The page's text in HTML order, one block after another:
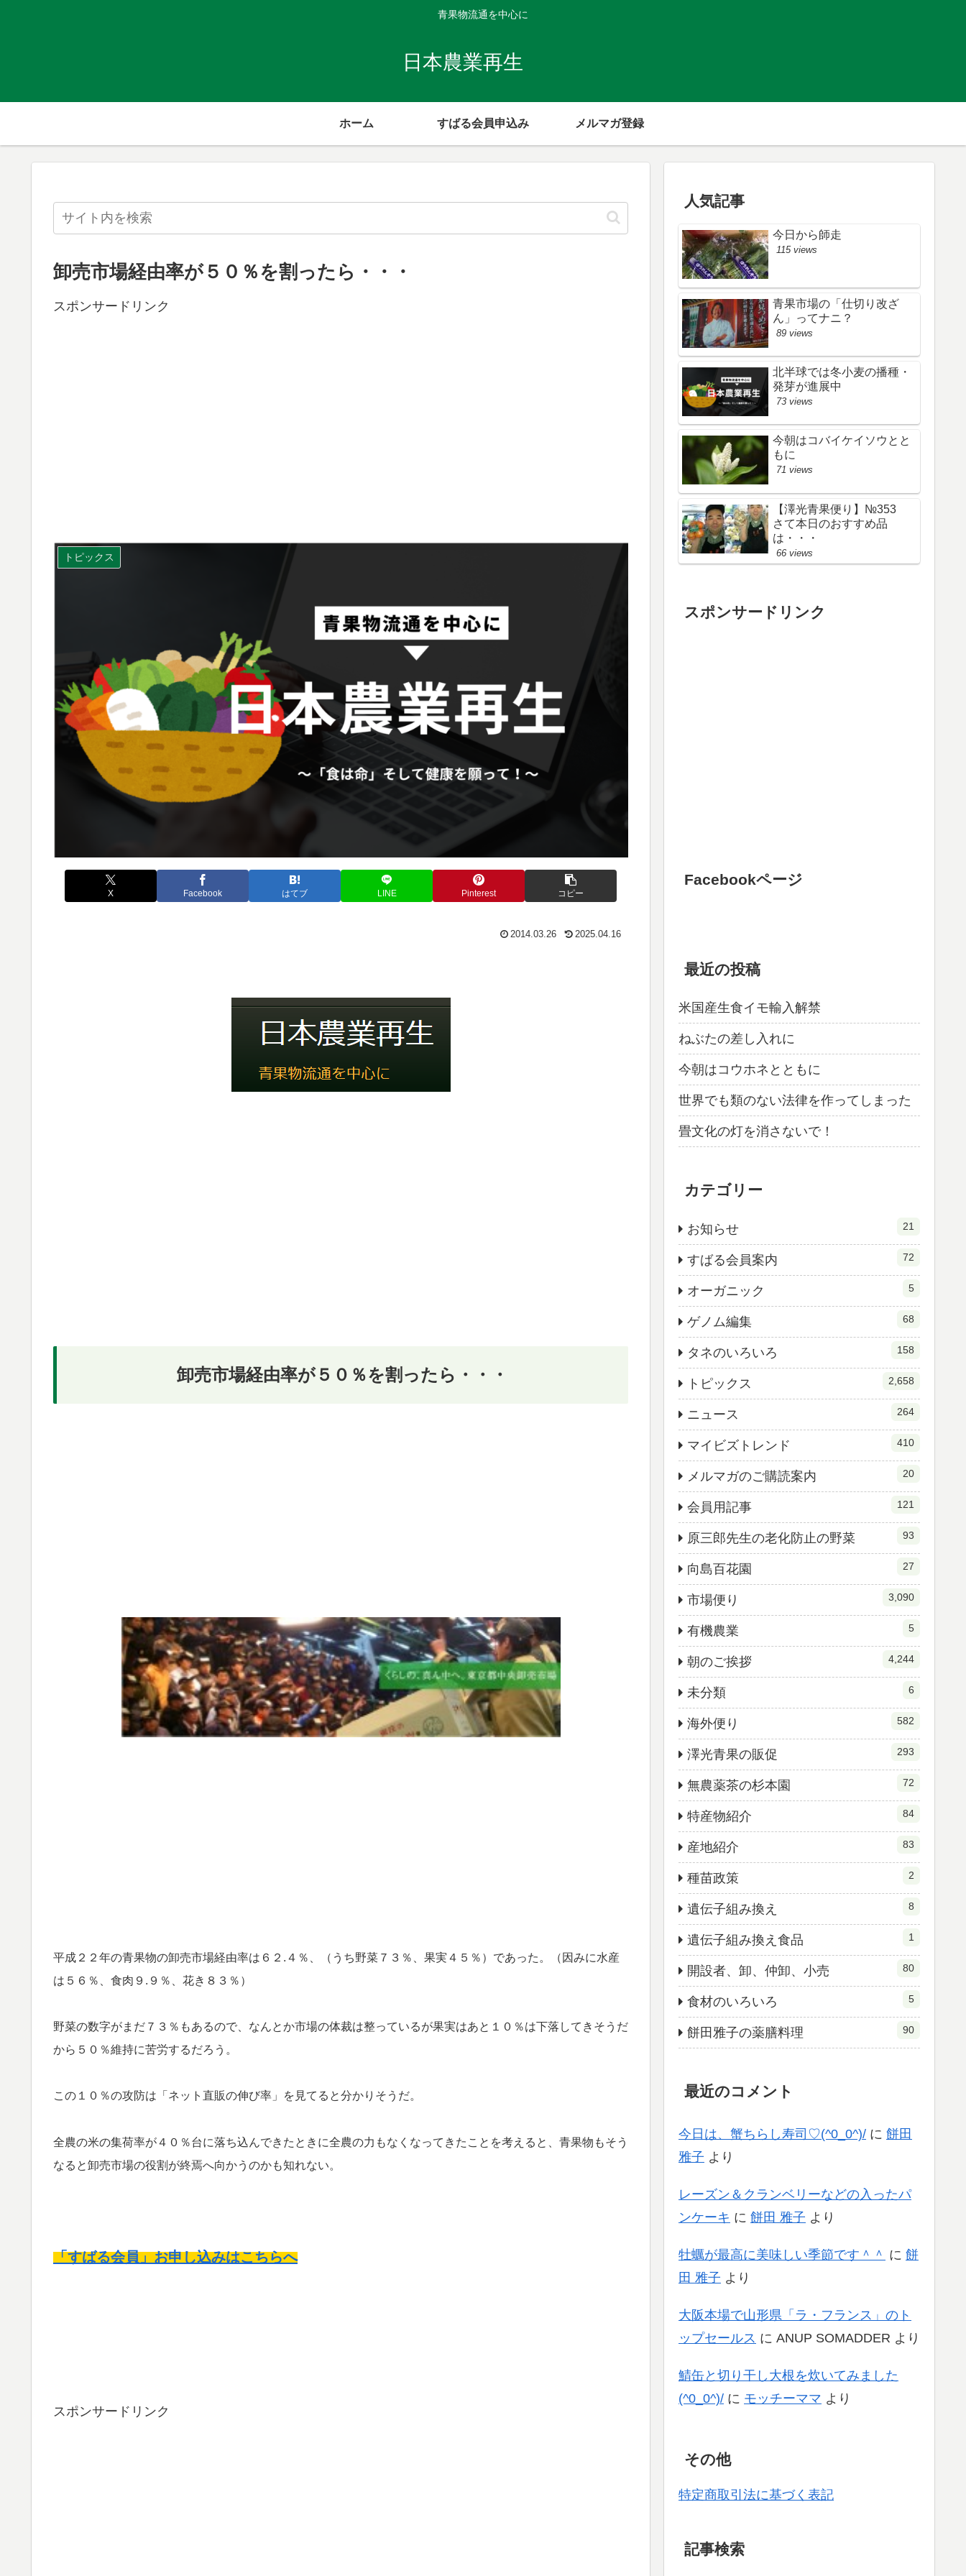
青果物流通を中心に
日本農業再生
ホーム すばる会員申込み メルマガ登録
卸売市場経由率が５０％を割ったら・・・
スポンサードリンク
トピックス
X Facebook はてブ LINE Pinterest コピー
2014.03.26 2025.04.16
卸売市場経由率が５０％を割ったら・・・
平成２２年の青果物の卸売市場経由率は６２.４％、（うち野菜７３％、果実４５％）であった。（因みに水産
は５６％、食肉９.９％、花き８３％）
野菜の数字がまだ７３％もあるので、なんとか市場の体裁は整っているが果実はあと１０％は下落してきそうだ
から５０％維持に苦労するだろう。
この１０％の攻防は「ネット直販の伸び率」を見てると分かりそうだ。
全農の米の集荷率が４０％台に落ち込んできたときに全農の力もなくなってきたことを考えると、青果物もそう
なると卸売市場の役割が終焉へ向かうのかも知れない。
「すばる会員」お申し込みはこちらへ
スポンサードリンク
人気記事
今日から師走
115 views
青果市場の「仕切り改ざ
ん」ってナニ？
89 views
北半球では冬小麦の播種・
発芽が進展中
73 views
今朝はコバイケイソウとと
もに
71 views
【澤光青果便り】№353
さて本日のおすすめ品
は・・・
66 views
スポンサードリンク
Facebookページ
最近の投稿
米国産生食イモ輸入解禁
ねぶたの差し入れに
今朝はコウホネとともに
世界でも類のない法律を作ってしまった
畳文化の灯を消さないで！
カテゴリー
お知らせ 21
すばる会員案内 72
オーガニック 5
ゲノム編集 68
タネのいろいろ 158
トピックス 2,658
ニュース 264
マイビズトレンド 410
メルマガのご購読案内 20
会員用記事 121
原三郎先生の老化防止の野菜 93
向島百花園 27
市場便り 3,090
有機農業 5
朝のご挨拶 4,244
未分類 6
海外便り 582
澤光青果の販促 293
無農薬茶の杉本園 72
特産物紹介 84
産地紹介 83
種苗政策 2
遺伝子組み換え 8
遺伝子組み換え食品 1
開設者、卸、仲卸、小売 80
食材のいろいろ 5
餅田雅子の薬膳料理 90
最近のコメント
今日は、蟹ちらし寿司♡(^0_0^)/ に 餅田
雅子 より
レーズン＆クランベリーなどの入ったパ
ンケーキ に 餅田 雅子 より
牡蠣が最高に美味しい季節です＾＾ に 餅
田 雅子 より
大阪本場で山形県「ラ・フランス」のト
ップセールス に ANUP SOMADDER より
鯖缶と切り干し大根を炊いてみました
(^0_0^)/ に モッチーママ より
その他
特定商取引法に基づく表記
記事検索